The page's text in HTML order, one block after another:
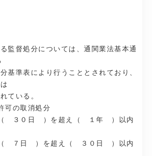
監督処分については、通関業法基本通
基準表により行うこととされており、
ている。
の取消処分
３０日 ）を超え（ １年 ）以内
７日 ）を超え（ ３０日 ）以内